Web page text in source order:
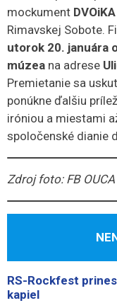
mockument
Rimavskej Sobote.
utorok 20. januára
múzea na adrese
Premietanie sa
ponúkne ďalšiu
iróniou a miestami
spoločenské dianie
Zdroj foto: FB OUCA
RS-Rockfest
kapiel